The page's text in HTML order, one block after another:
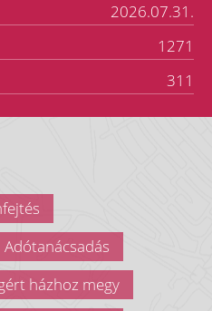
2026.07.31.
1271
311
Adótanácsadás
házhoz megy